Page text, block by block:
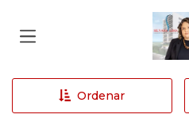
Ordenar